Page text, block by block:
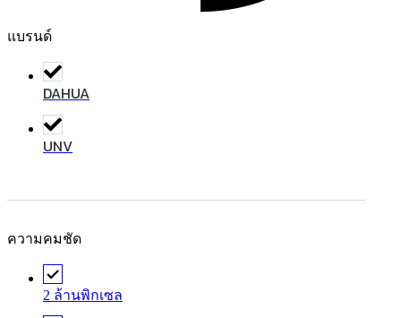
แบรนด์
DAHUA
UNV
ความคมชัด
2 ล้านพิกเซล